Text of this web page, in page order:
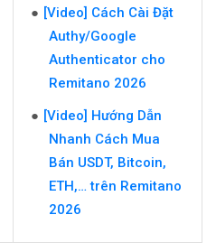
[Video] Cách Cài Đặt
Authy/Google
Authenticator cho
Remitano 2026
[Video] Hướng Dẫn
Nhanh Cách Mua
Bán USDT, Bitcoin,
ETH,… trên Remitano
2026